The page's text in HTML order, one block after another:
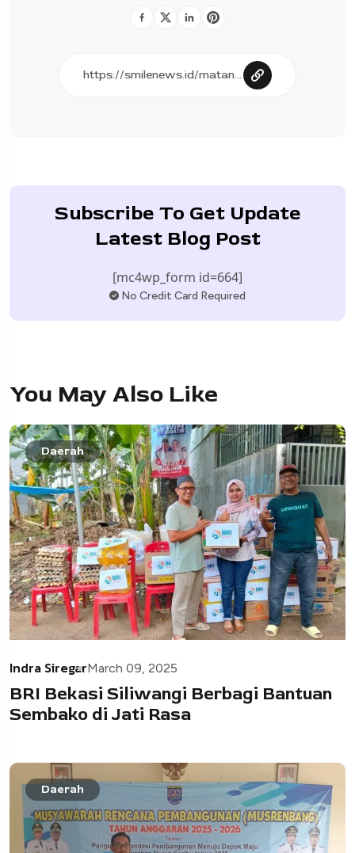
Subscribe To Get Update
Latest Blog Post
[mc4wp_form id=664]
No Credit Card Required
You May Also Like
Daerah
Indra SiregarMarch 09, 2025
BRI Bekasi Siliwangi Berbagi Bantuan
Sembako di Jati Rasa
Daerah